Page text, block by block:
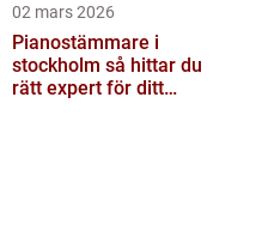
02 mars 2026
Pianostämmare i
stockholm så hittar du
rätt expert för ditt